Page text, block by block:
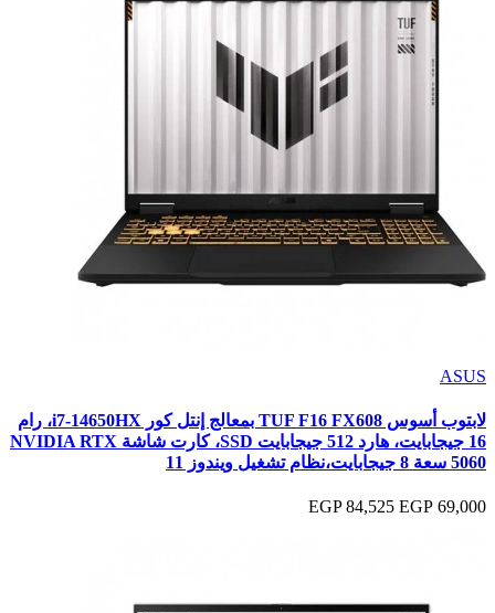
ASUS
لابتوب أسوس TUF F16 FX608 بمعالج إنتل كور i7-14650HX، رام
16 جيجابايت، هارد 512 جيجابايت SSD، كارت شاشة NVIDIA RTX
5060 سعة 8 جيجابايت،نظام تشغيل ويندوز 11
69,000 EGP
84,525 EGP